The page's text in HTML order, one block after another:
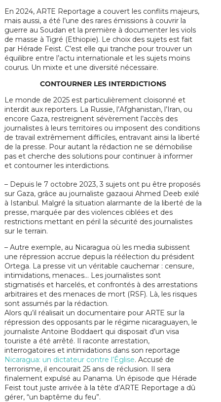
En 2024, ARTE Reportage a couvert les conflits majeurs,
mais aussi, a été l’une des rares émissions à couvrir la
guerre au Soudan et la première à documenter les viols
de masse à Tigré (Ethiopie). Le choix des sujets est fait
par Hérade Feist. C’est elle qui tranche pour trouver un
équilibre entre l’actu internationale et les sujets moins
courus. Un mixte et une diversité nécessaire.
CONTOURNER LES INTERDICTIONS
Le monde de 2025 est particulièrement cloisonné et
interdit aux reporters. La Russie, l’Afghanistan, l’Iran, ou
encore Gaza, restreignent sévèrement l’accès des
journalistes à leurs territoires ou imposent des conditions
de travail extrêmement difficiles, entravant ainsi la liberté
de la presse. Pour autant la rédaction ne se démobilise
pas et cherche des solutions pour continuer à informer
et contourner les interdictions.
– Depuis le 7 octobre 2023, 3 sujets ont pu être proposés
sur Gaza, grâce au journaliste gazaoui Ahmed Deeb exilé
à Istanbul. Malgré la situation alarmante de la liberté de la
presse, marquée par des violences ciblées et des
restrictions mettant en péril la sécurité des journalistes
sur le terrain.
– Autre exemple, au Nicaragua où les media subissent
une répression accrue depuis la réélection du président
Ortega. La presse vit un véritable cauchemar : censure,
intimidations, menaces… Les journalistes sont
stigmatisés et harcelés, et confrontés à des arrestations
arbitraires et des menaces de mort (RSF). Là, les risques
sont assumés par la rédaction.
Alors qu’il réalisait un documentaire pour ARTE sur la
répression des opposants par le régime nicaraguayen, le
journaliste Antoine Boddaert qui disposait d’un visa
touriste a été arrêté. Il raconte arrestation,
interrogatoires et intimidations dans son reportage
Nicaragua: un dictateur contre l’Église. Accusé de
terrorisme, il encourait 25 ans de réclusion. Il sera
finalement expulsé au Panama. Un épisode que Hérade
Feist tout juste arrivée à la tête d’ARTE Reportage a dû
gérer, “un baptême du feu”.